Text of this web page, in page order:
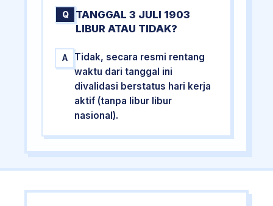
Q
TANGGAL 3 JULI 1903
LIBUR ATAU TIDAK?
A
Tidak, secara resmi rentang
waktu dari tanggal ini
divalidasi berstatus hari kerja
aktif (tanpa libur libur
nasional).